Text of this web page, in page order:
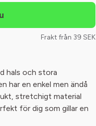
Frakt från 39 SEK
hals och stora
har en enkel men ändå
stretchigt material
för dig som gillar en